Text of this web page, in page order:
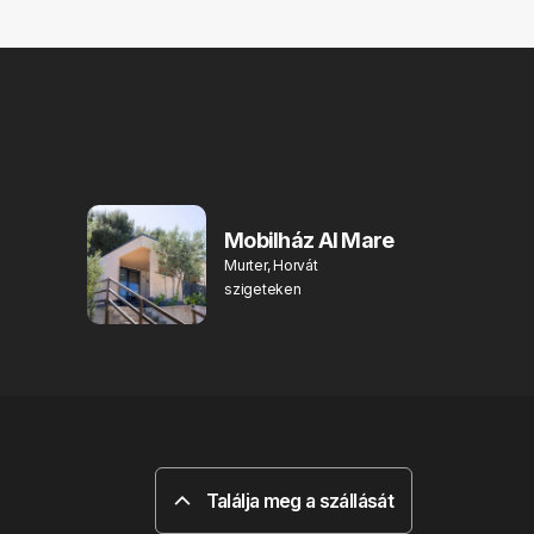
Mobilház Al Mare
Murter, Horvát
szigeteken
Találja meg a szállását